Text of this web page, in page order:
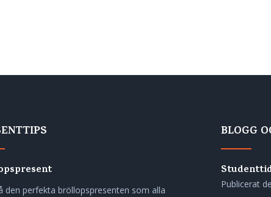
den perfekta bröllopspresenten som alla
BLOGG
Publicerat